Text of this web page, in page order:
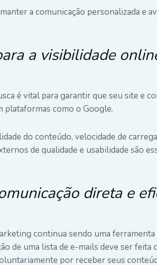
a comunicação personalizada e
a visibilidade
é vital para garantir que seu site e
plataformas como o Google.
do conteúdo, velocidade de
de qualidade e usabilidade são
direta e
continua sendo uma
de uma lista de e-mails deve ser feita
por receber seus